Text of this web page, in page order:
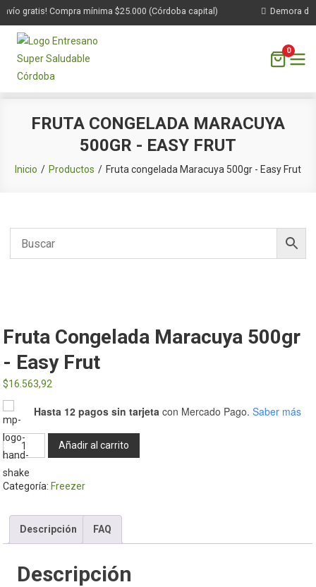
gratis! Compra mínima $25.000 (Córdoba capital) Demora de
0
FRUTA CONGELADA MARACUYA
500GR - EASY FRUT
Inicio Productos Fruta congelada Maracuya 500gr - Easy Frut
Fruta Congelada Maracuya 500gr
- Easy Frut
$16.563,92
Hasta 12 pagos sin tarjeta con Mercado Pago. Saber más
Fruta
congelada
Maracuya
500gr
Easy
Frut
cantidad
Añadir al carrito
Categoría: Freezer
Descripción FAQ
Descripción